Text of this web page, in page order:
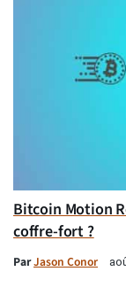
Bitcoin Motion
coffre-fort ?
ParJason Conor